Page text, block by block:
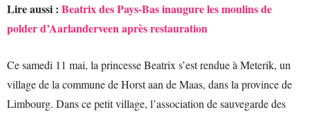
Lire aussi : Beatrix des Pays-Bas inaugure les moulins de
polder d’Aarlanderveen après restauration
Ce samedi 11 mai, la princesse Beatrix s’est rendue à Meterik, un
village de la commune de Horst aan de Maas, dans la province de
Limbourg. Dans ce petit village, l’association de sauvegarde des